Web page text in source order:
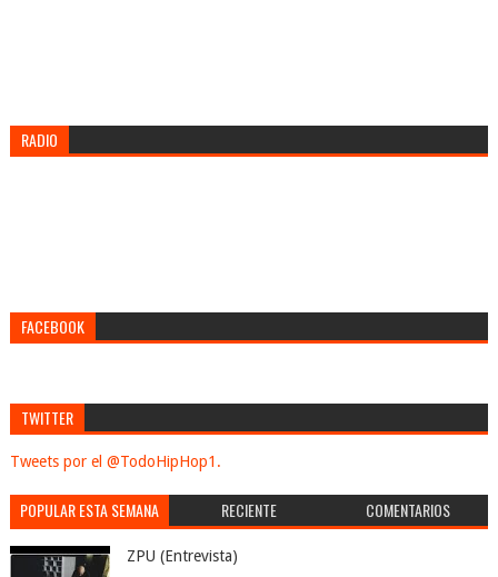
RADIO
FACEBOOK
TWITTER
Tweets por el @TodoHipHop1.
POPULAR ESTA SEMANA RECIENTE COMENTARIOS
ZPU (Entrevista)